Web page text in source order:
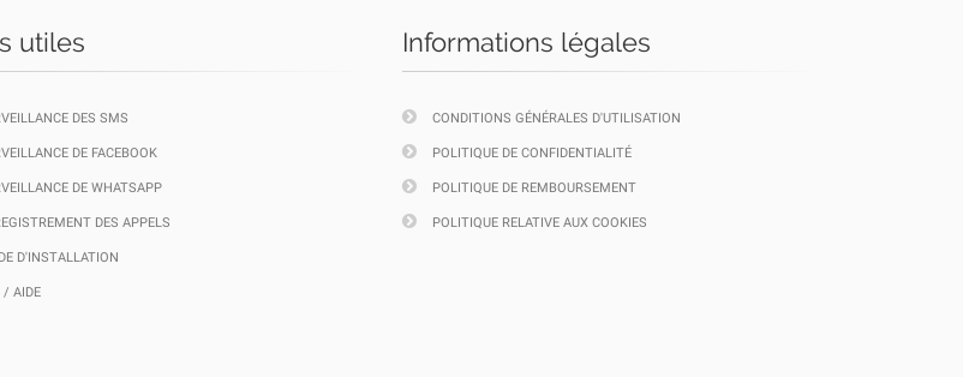
utiles
DES SMS
DE FACEBOOK
DE WHATSAPP
DES APPELS
D'INSTALLATION
/ AIDE
Informations légales
CONDITIONS GÉNÉRALES D'UTILISATION
POLITIQUE DE CONFIDENTIALITÉ
POLITIQUE DE REMBOURSEMENT
POLITIQUE RELATIVE AUX COOKIES